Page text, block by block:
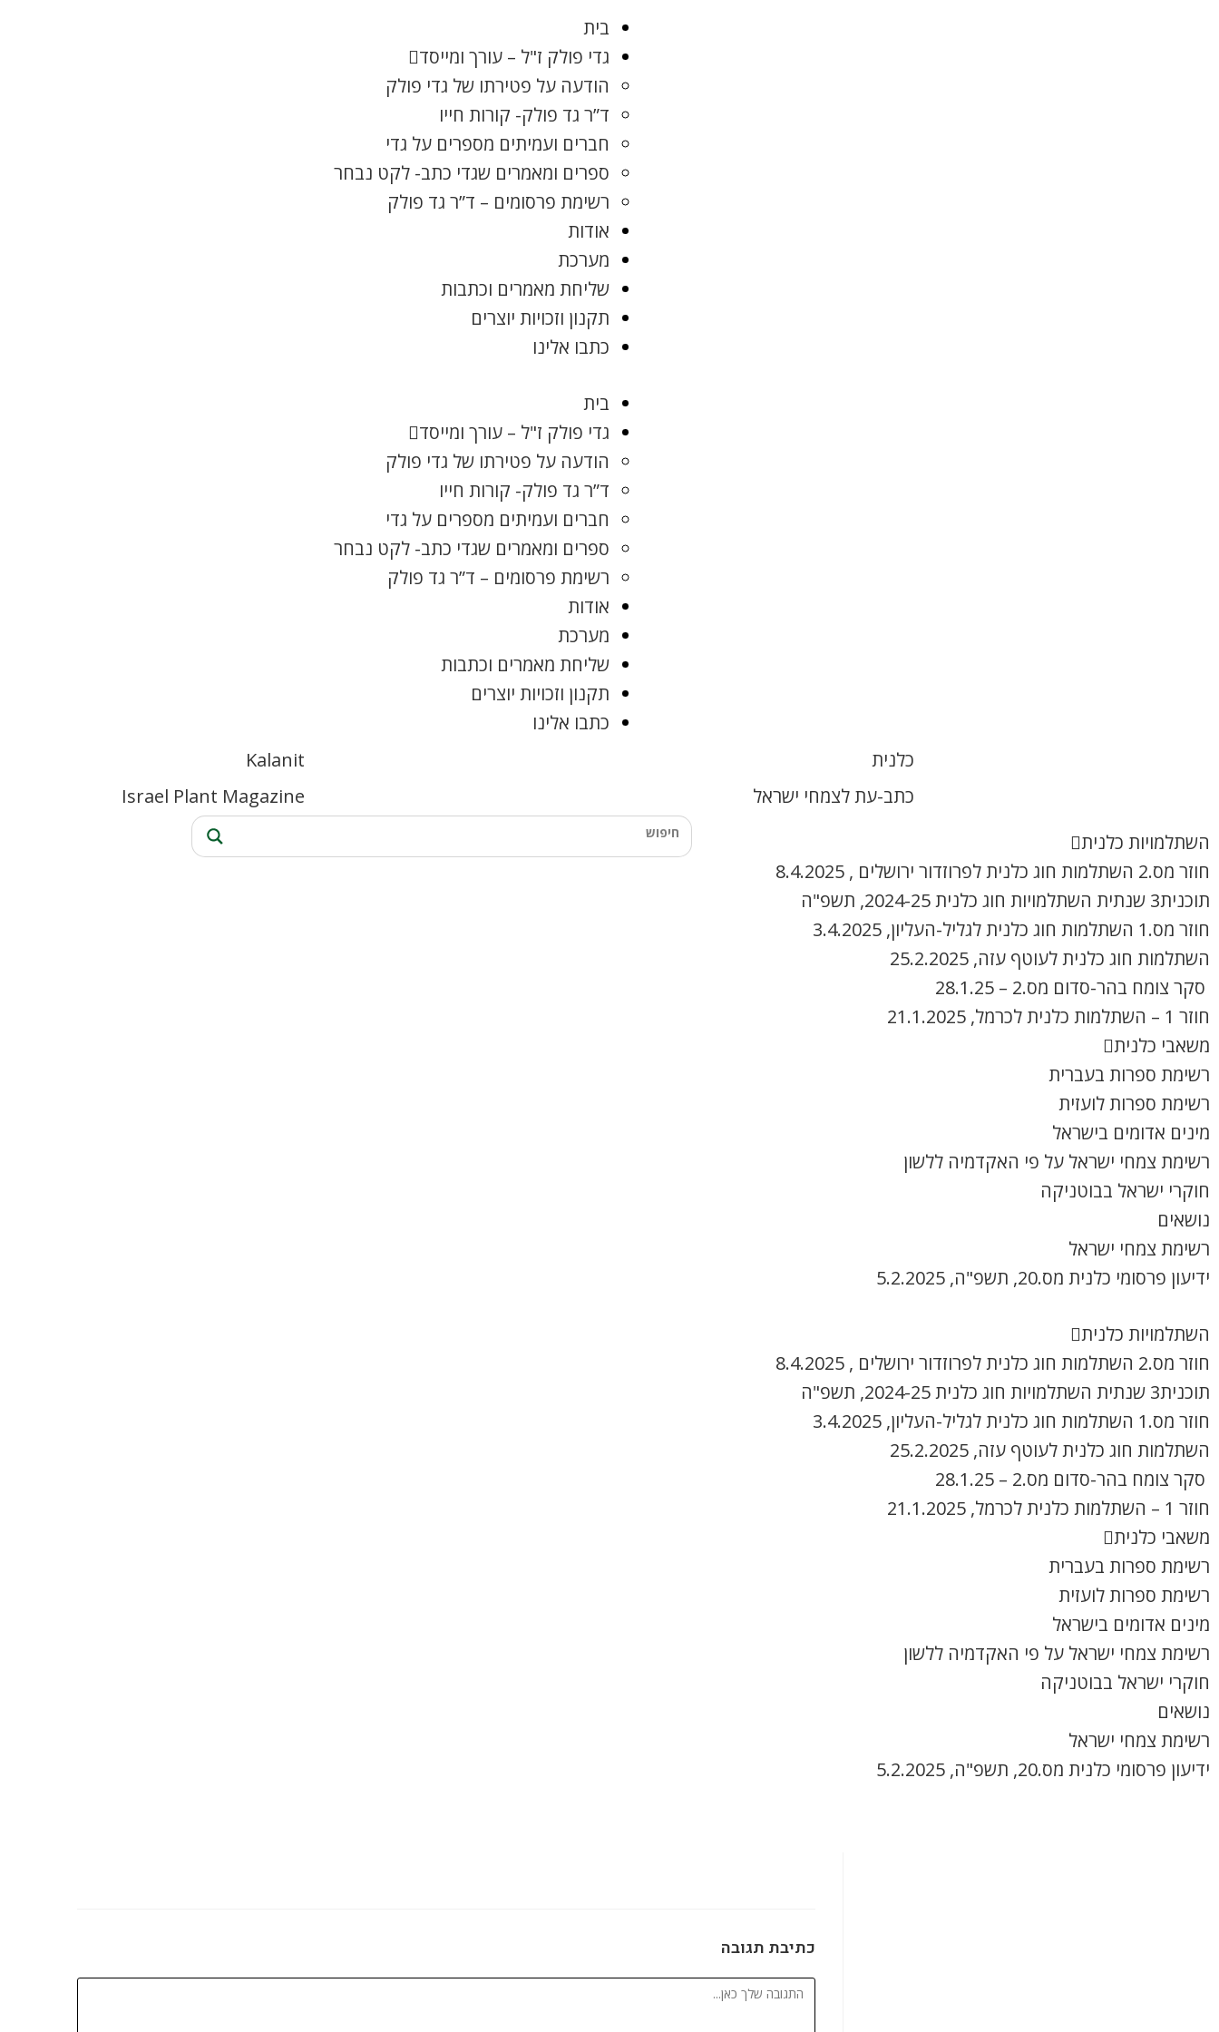
בית
גדי פולק ז"ל – עורך ומייסד
הודעה על פטירתו של גדי פולק
ד”ר גד פולק- קורות חייו
חברים ועמיתים מספרים על גדי
ספרים ומאמרים שגדי כתב- לקט נבחר
רשימת פרסומים – ד”ר גד פולק
אודות
מערכת
שליחת מאמרים וכתבות
תקנון וזכויות יוצרים
כתבו אלינו
בית
גדי פולק ז"ל – עורך ומייסד
הודעה על פטירתו של גדי פולק
ד”ר גד פולק- קורות חייו
חברים ועמיתים מספרים על גדי
ספרים ומאמרים שגדי כתב- לקט נבחר
רשימת פרסומים – ד”ר גד פולק
אודות
מערכת
שליחת מאמרים וכתבות
תקנון וזכויות יוצרים
כתבו אלינו
כלנית
כתב-עת לצמחי ישראל
Kalanit
Israel Plant Magazine
השתלמויות כלנית
חוזר מס.2 השתלמות חוג כלנית לפרוזדור ירושלים , 8.4.2025
תוכנית3 שנתית השתלמויות חוג כלנית 2024-25, תשפ"ה
חוזר מס.1 השתלמות חוג כלנית לגליל-העליון, 3.4.2025
השתלמות חוג כלנית לעוטף עזה, 25.2.2025
סקר צומח בהר-סדום מס.2 – 28.1.25
חוזר 1 – השתלמות כלנית לכרמל, 21.1.2025
משאבי כלנית
רשימת ספרות בעברית
רשימת ספרות לועזית
מינים אדומים בישראל
רשימת צמחי ישראל על פי האקדמיה ללשון
חוקרי ישראל בבוטניקה
נושאים
רשימת צמחי ישראל
ידיעון פרסומי כלנית מס.20, תשפ"ה, 5.2.2025
השתלמויות כלנית
חוזר מס.2 השתלמות חוג כלנית לפרוזדור ירושלים , 8.4.2025
תוכנית3 שנתית השתלמויות חוג כלנית 2024-25, תשפ"ה
חוזר מס.1 השתלמות חוג כלנית לגליל-העליון, 3.4.2025
השתלמות חוג כלנית לעוטף עזה, 25.2.2025
סקר צומח בהר-סדום מס.2 – 28.1.25
חוזר 1 – השתלמות כלנית לכרמל, 21.1.2025
משאבי כלנית
רשימת ספרות בעברית
רשימת ספרות לועזית
מינים אדומים בישראל
רשימת צמחי ישראל על פי האקדמיה ללשון
חוקרי ישראל בבוטניקה
נושאים
רשימת צמחי ישראל
ידיעון פרסומי כלנית מס.20, תשפ"ה, 5.2.2025
כתיבת תגובה